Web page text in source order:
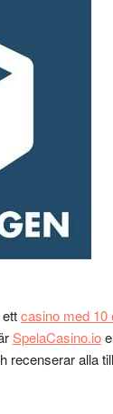
casino med 10
SpelaCasino.io
recenserar alla